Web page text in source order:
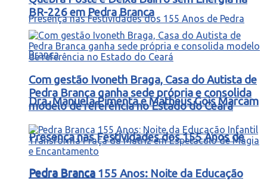
Dra. Manuela Pimenta e Matheus Gois Marcam
Presença nas Festividades dos 155 Anos de
Pedra Branca
BR-226 em Pedra Branca
Com gestão Ivoneth Braga, Casa do Autista de
Pedra Branca ganha sede própria e consolida
modelo de referência no Estado do Ceará
Pedra Branca 155 Anos: Noite da Educação